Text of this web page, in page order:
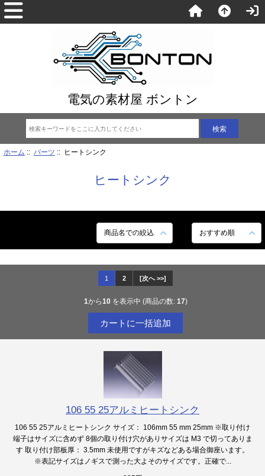
電気の素材屋 ボントン
ホーム :: パーツ :: ヒートシンク
ヒートシンク
1 2 [次へ >>]
1から10を表示中 (商品の数: 17)
106 55 25アルミヒートシンク
106 55 25アルミヒートシンク サイズ： 106mm 55 mm 25mm ※取り付け
端子はサイズに含めず 8個の取り付け穴がありサイズは M3 で切ってありま
す 取り付け部板厚： 3.5mm 未使用ですがキズなどある場合御座います。
※表記サイズはノギスで測った大よそのサイズです。正確で...